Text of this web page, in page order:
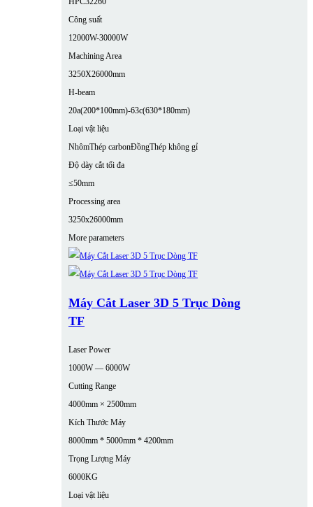
Công suất
12000W-30000W
Machining Area
3250X26000mm
H-beam
20a(200*100mm)-63c(630*180mm)
Loại vật liệu
NhômThép carbonĐồngThép không gỉ
Độ dày cắt tối đa
≤50mm
Processing area
3250x26000mm
More parameters
Máy Cắt Laser 3D 5 Trục Dòng
TF
Laser Power
1000W — 6000W
Cutting Range
4000mm × 2500mm
Kích Thước Máy
8000mm * 5000mm * 4200mm
Trọng Lượng Máy
6000KG
Loại vật liệu